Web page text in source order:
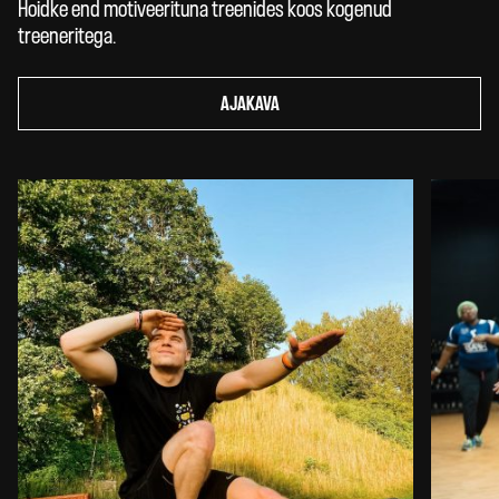
Hoidke end motiveerituna treenides koos kogenud
treeneritega.
AJAKAVA